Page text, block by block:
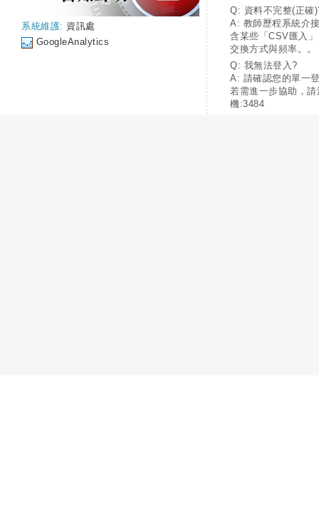
系統維護: 資訊處
GoogleAnalytics
Q: 資料不完整(正確
A: 教師歷程系統介
含某些「CSV匯入
交換方式與頻率。。
Q: 我無法登入?
A: 請確認您的單一
若需進一步協助，
機:3484